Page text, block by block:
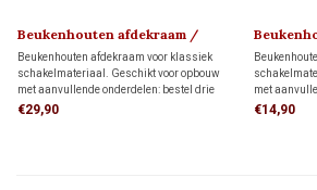
Beukenhouten afdekraam /
montageplaat 1910
Beukenhouten afdekraam voor klassiek
schakelmateriaal. Geschikt voor opbouw
met aanvullende onderdelen: bestel drie
montageringen voor directe wandmontage
€29,90
met
€14,90